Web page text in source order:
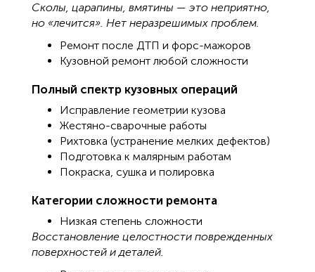
Сколы, царапины, вмятины — это неприятно,
но «лечится». Нет неразрешимых проблем.
Ремонт после ДТП и форс-мажоров
Кузовной ремонт любой сложности
Полный спектр кузовных операций
Исправление геометрии кузова
Жестяно-сварочные работы
Рихтовка (устранение мелких дефектов)
Подготовка к малярным работам
Покраска, сушка и полировка
Категории сложности ремонта
Низкая степень сложности
Восстановление целостности поврежденных
поверхностей и деталей.